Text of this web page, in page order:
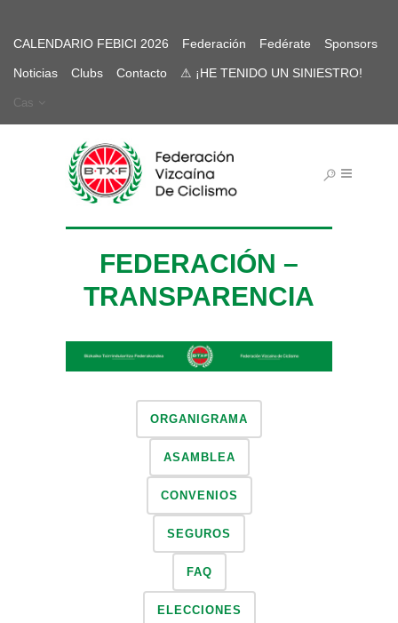
CALENDARIO FEBICI 2026 Federación Fedérate Sponsors
Noticias Clubs Contacto ⚠ ¡HE TENIDO UN SINIESTRO!
Cas
FEDERACIÓN –
TRANSPARENCIA
ORGANIGRAMA
ASAMBLEA
CONVENIOS
SEGUROS
FAQ
ELECCIONES